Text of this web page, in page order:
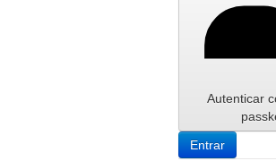
Autenticar
Entrar